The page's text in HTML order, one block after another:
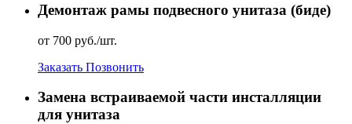
Демонтаж рамы подвесного унитаза (биде)
от 700 руб./шт.
Заказать Позвонить
Замена встраиваемой части инсталляции
для унитаза